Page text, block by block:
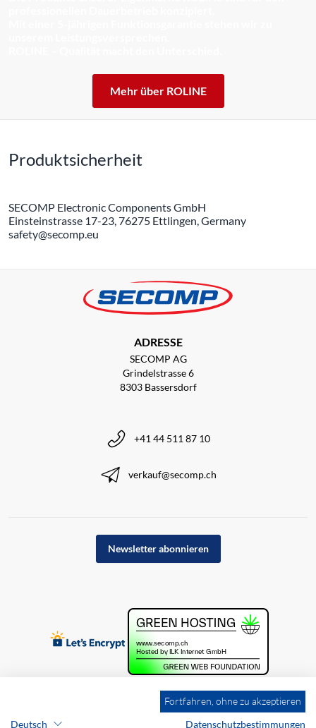
Mehr über ROLINE
Produktsicherheit
SECOMP Electronic Components GmbH
Einsteinstrasse 17-23, 76275 Ettlingen, Germany
safety@secomp.eu
ADRESSE
SECOMP AG
Grindelstrasse 6
8303 Bassersdorf
+41 44 511 87 10
verkauf@secomp.ch
Newsletter abonnieren
Fortfahren, ohne zu akzeptieren
Deutsch
Datenschutzbestimmungen